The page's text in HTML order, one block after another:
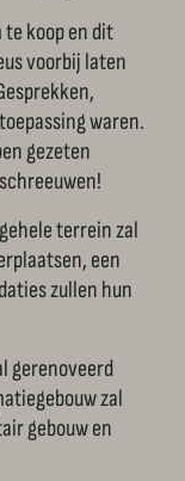
koop en dit
voorbij laten
waren.
gezeten
terrein zal
een
zullen hun
gerenoveerd
zal
gebouw en